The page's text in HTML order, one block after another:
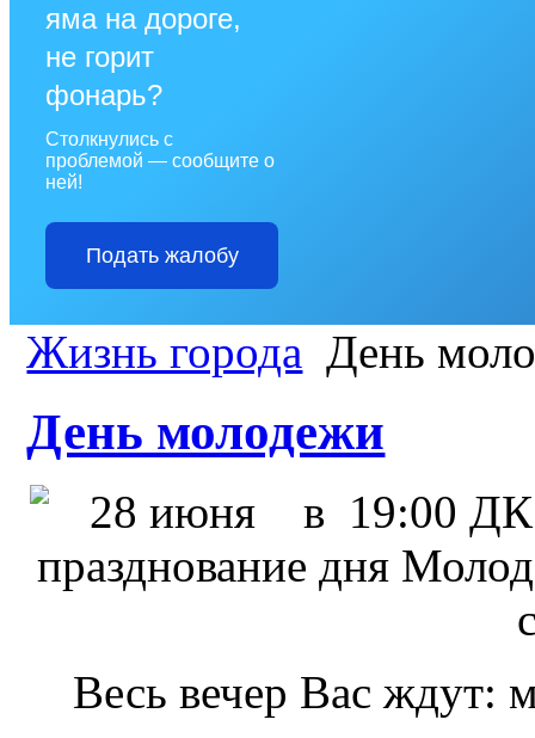
яма на дороге,
не горит
фонарь?
Столкнулись с
проблемой — сообщите о
ней!
Подать жалобу
Жизнь города День
День молодежи
28 июня в 19:00 ДК
празднование дня
Весь вечер Вас ждут: